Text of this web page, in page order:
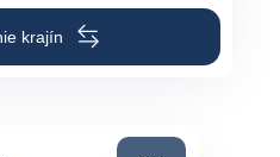
krajín